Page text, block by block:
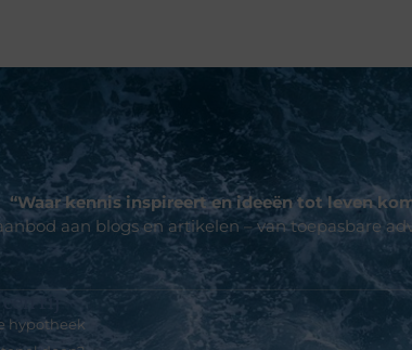
“Waar kennis inspireert en ideeën tot leven
aan blogs en artikelen – van toepasbare
rij
hypotheek